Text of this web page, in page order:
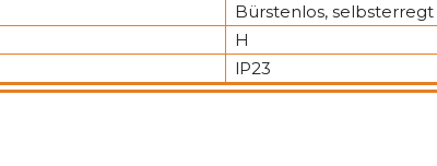
Bürstenlos, selbsterregt
H
lP23